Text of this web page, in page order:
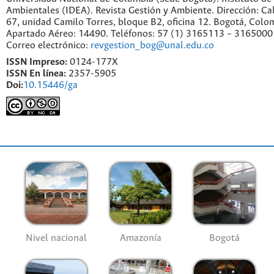
Ambientales (IDEA). Revista Gestión y Ambiente. Dirección:
67, unidad Camilo Torres, bloque B2, oficina 12. Bogotá,
Apartado Aéreo: 14490. Teléfonos: 57 (1) 3165113 –
Correo electrónico: revgestion_bog@unal.edu.co
ISSN Impreso: 0124-177X
ISSN En línea: 2357-5905
Doi:10.15446/ga
Nivel nacional Amazonía Bogotá